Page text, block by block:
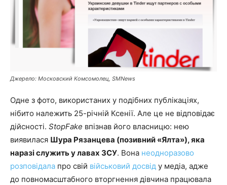
Джерело: Московский Комсомолец, SMNews
Одне з фото, використаних у подібних публікаціях,
нібито належить 25-річній Ксенії. Але це не відповідає
дійсності. StopFake впізнав його власницю: нею
виявилася Шура Рязанцева (позивний «Ялта»), яка
наразі служить у лавах ЗСУ. Вона неодноразово
розповідала про свій військовий досвід у медіа, адже
до повномасштабного вторгнення дівчина працювала